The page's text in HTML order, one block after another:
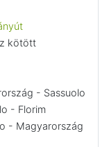
kötött
- Sassuolo
- Florim
- Magyarország